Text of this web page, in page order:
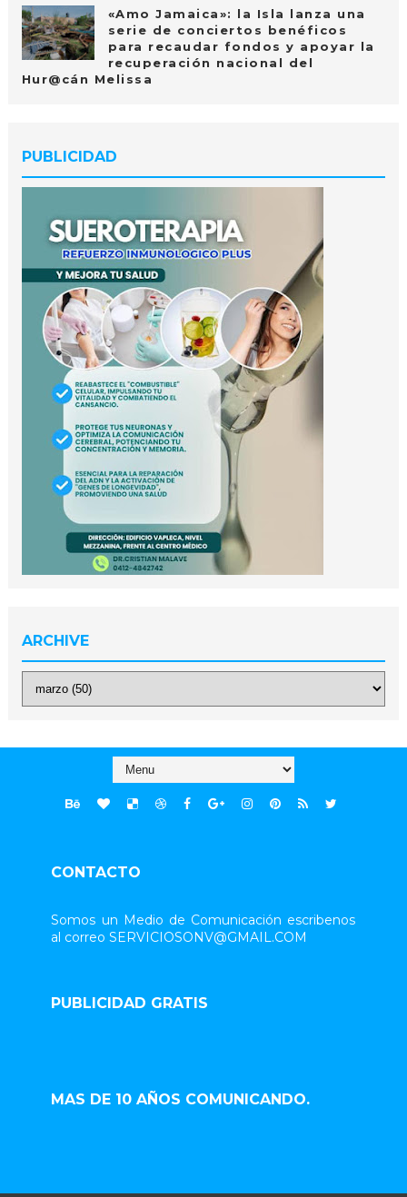
«Amo Jamaica»: la Isla lanza una
serie de conciertos benéficos
para recaudar fondos y apoyar la
recuperación nacional del
Hur@cán Melissa
PUBLICIDAD
ARCHIVE
CONTACTO
Somos un Medio de Comunicación escribenos
al correo SERVICIOSONV@GMAIL.COM
PUBLICIDAD GRATIS
MAS DE 10 AÑOS COMUNICANDO.